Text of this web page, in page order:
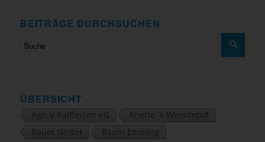
BEITRÄGE DURCHSUCHEN
ÜBERSICHT
Agri V Raiffeisen eG
Anette´s Weindepot
Bauer GmbH
Baum Emming